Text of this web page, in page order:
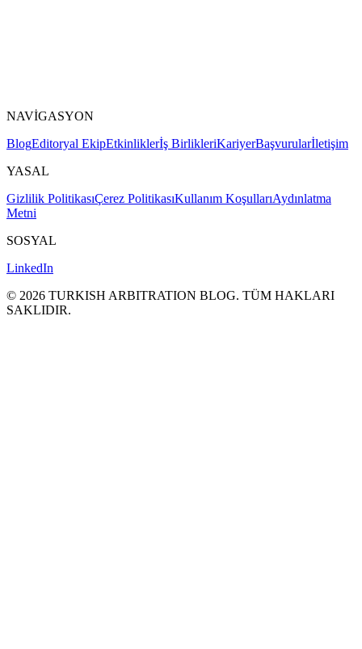
NAVİGASYON
BlogEditoryal EkipEtkinliklerİş BirlikleriKariyerBaşvurularİletişim
YASAL
Gizlilik PolitikasıÇerez PolitikasıKullanım KoşullarıAydınlatma
Metni
SOSYAL
LinkedIn
© 2026 TURKISH ARBITRATION BLOG. TÜM HAKLARI
SAKLΙDIR.